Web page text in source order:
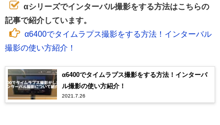
αシリーズでインターバル撮影をする方法はこちらの
記事で紹介しています。
α6400でタイムラプス撮影をする方法！インターバル
撮影の使い方紹介！
α6400でタイムラプス撮影をする方法！インターバ
ル撮影の使い方紹介！
2021.7.26